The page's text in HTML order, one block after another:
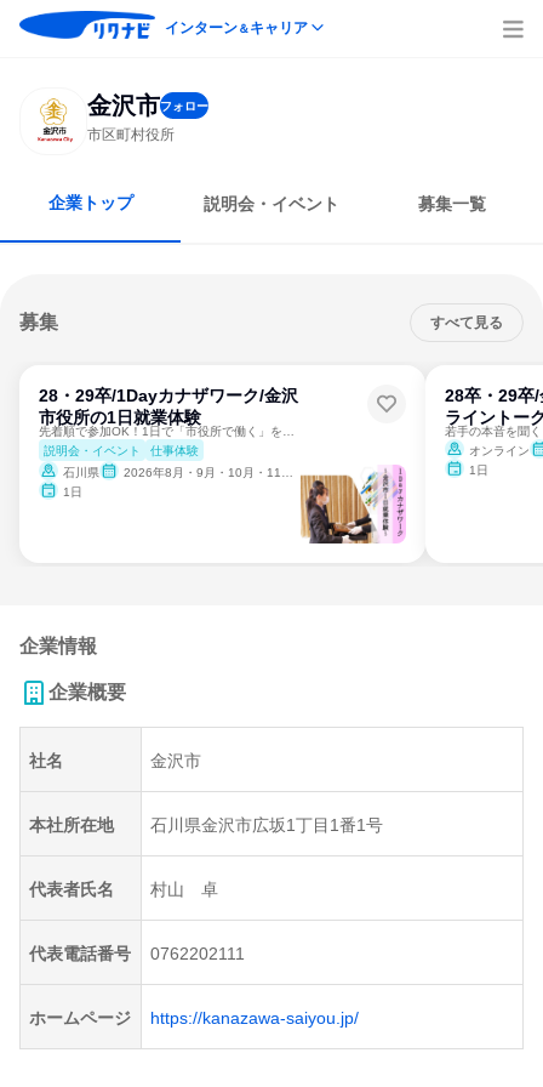
インターン＆キャリア
金沢市フォロー
市区町村役所
企業トップ 説明会・イベント 募集一覧
募集 すべて見る
28・29卒/1Dayカナザワーク/金沢
市役所の1日就業体験
説明会・イベント
仕事体験
石川県
2026年8月・9月・10月・11月・12月
1日
28卒・29卒
ライントー
オンライン
1日
企業情報
企業概要
社名 金沢市
本社所在地 石川県金沢市広坂1丁目1番1号
代表者氏名 村山 卓
代表電話番号 0762202111
ホームページ https://kanazawa-saiyou.jp/